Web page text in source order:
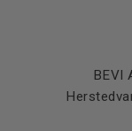
BEVI